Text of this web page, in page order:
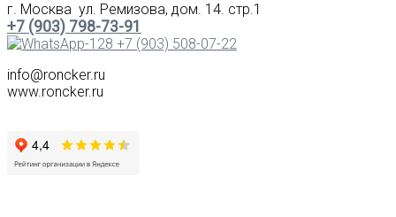
г. Москва ул. Ремизова, дом. 14. стр.1
+7 (903) 798-73-91
+7 (903) 508-07-22
info@roncker.ru
www.roncker.ru